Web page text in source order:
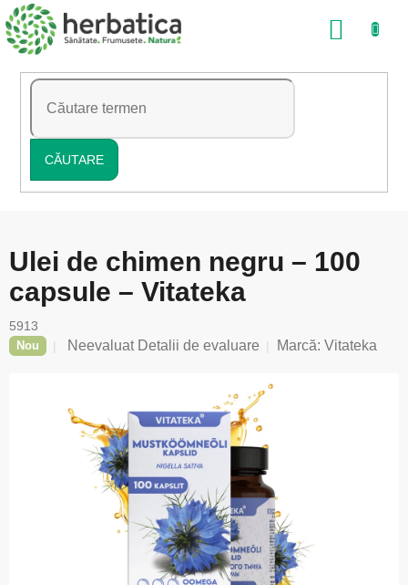
Treci
la
conținut
CĂUTARE
COŞ
Ulei de chimen negru – 100
capsule – Vitateka
5913
Nou
Evaluarea
produsului
este
Neevaluat Detalii de evaluare Marcă: Vitateka